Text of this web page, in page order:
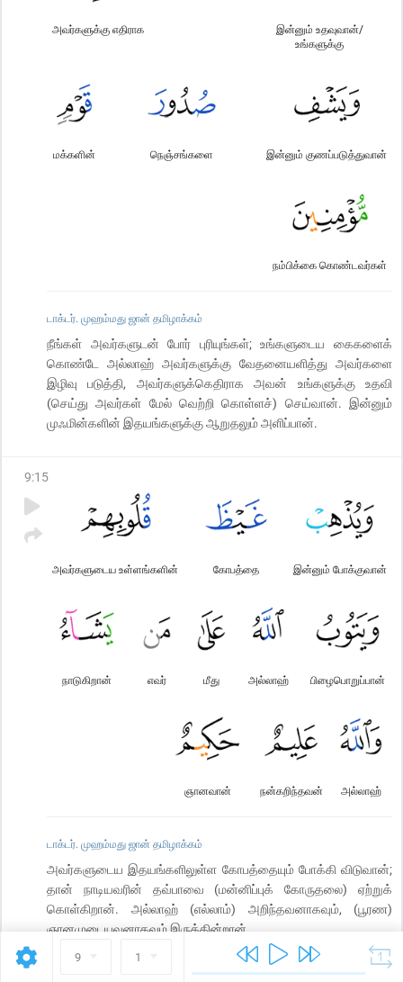
9 1
இன்னும் உதவுவான்/
உங்களுக்கு
அவர்களுக்கு எதிராக
இன்னும் குணப்படுத்துவான்
நெஞ்சங்களை
மக்களின்
நம்பிக்கை கொண்டவர்கள்
டாக்டர். முஹம்மது ஜான் தமிழாக்கம்
நீங்கள் அவர்களுடன் போர் புரியுங்கள்; உங்களுடைய கைகளைக்
கொண்டே அல்லாஹ் அவர்களுக்கு வேதனையளித்து அவர்களை
இழிவு படுத்தி, அவர்களுக்கெதிராக அவன் உங்களுக்கு உதவி
(செய்து அவர்கள் மேல் வெற்றி கொள்ளச்) செய்வான். இன்னும்
முஃமின்களின் இதயங்களுக்கு ஆறுதலும் அளிப்பான்.
9:15
இன்னும் போக்குவான்
கோபத்தை
அவர்களுடைய உள்ளங்களின்
பிழைபொறுப்பான்
அல்லாஹ்
மீது
எவர்
நாடுகிறான்
அல்லாஹ்
நன்கறிந்தவன்
ஞானவான்
டாக்டர். முஹம்மது ஜான் தமிழாக்கம்
அவர்களுடைய இதயங்களிலுள்ள கோபத்தையும் போக்கி விடுவான்;
தான் நாடியவரின் தவ்பாவை (மன்னிப்புக் கோருதலை) ஏற்றுக்
கொள்கிறான். அல்லாஹ் (எல்லாம்) அறிந்தவனாகவும், (பூரண)
ஞானமுடையவனாகவும் இருக்கின்றான்.